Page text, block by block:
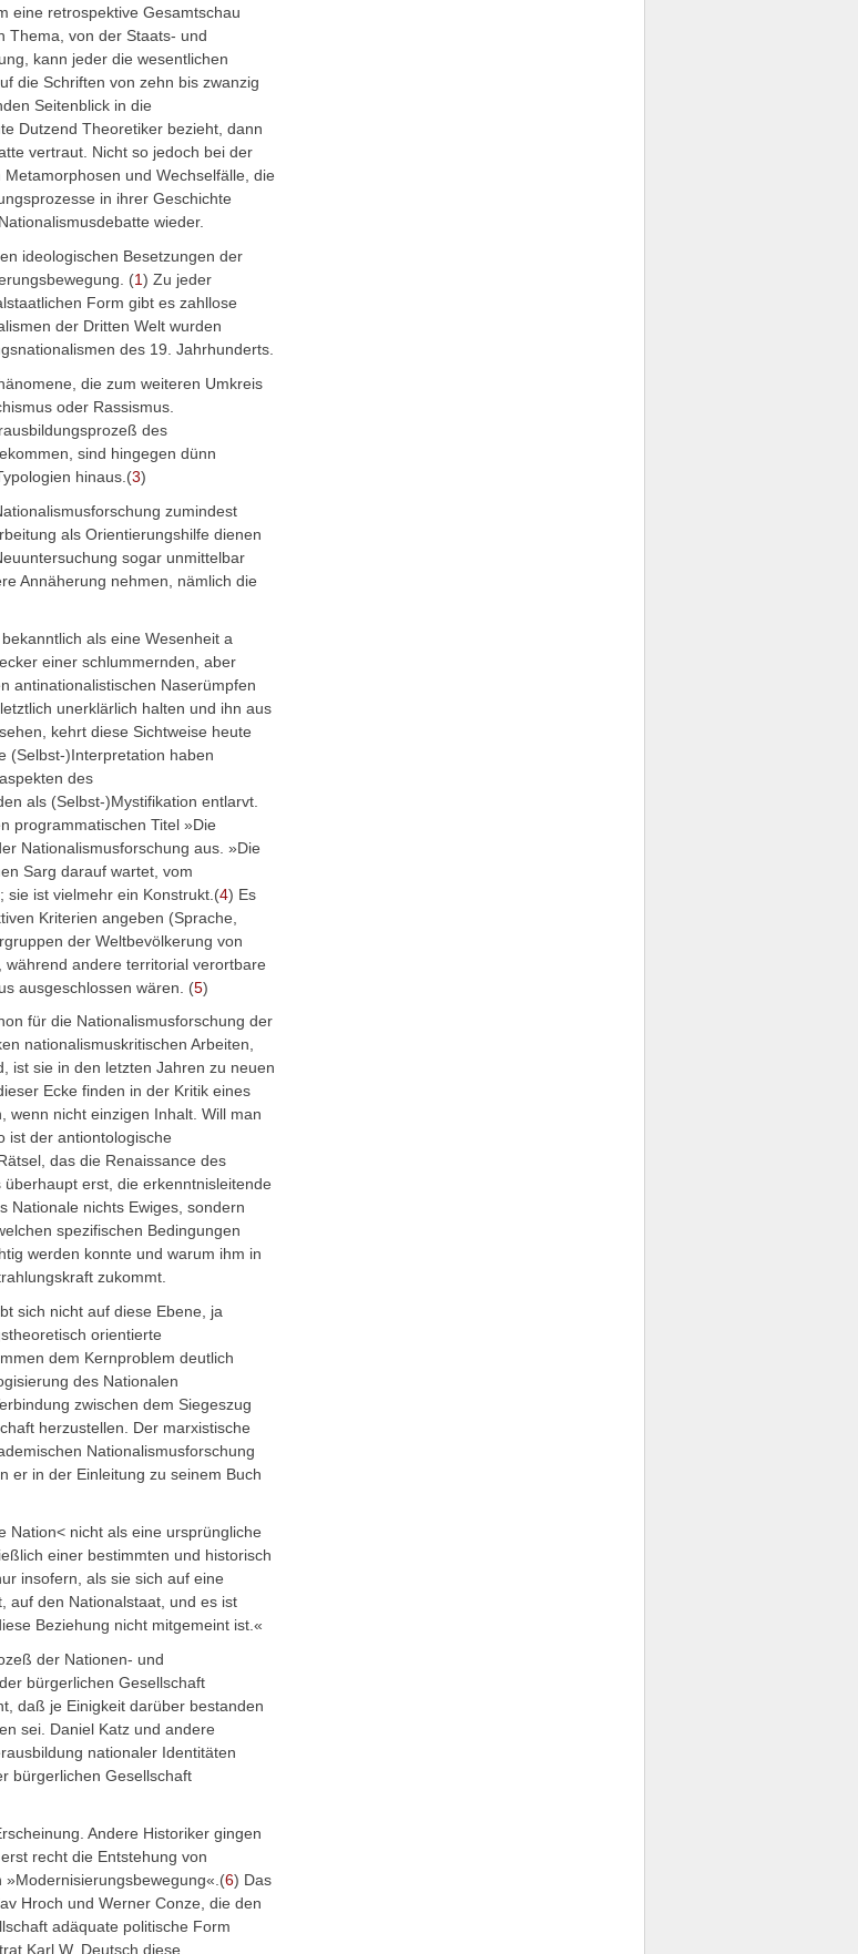
eine retrospektive Gesamtschau
Thema, von der Staats- und
kann jeder die wesentlichen
die Schriften von zehn bis zwanzig
Seitenblick in die
Dutzend Theoretiker bezieht, dann
vertraut. Nicht so jedoch bei der
und Wechselfälle, die
in ihrer Geschichte
wieder.
ideologischen Besetzungen der
(1) Zu jeder
Form gibt es zahllose
der Dritten Welt wurden
des 19. Jahrhunderts.
die zum weiteren Umkreis
oder Rassismus.
des
sind hingegen dünn
hinaus.(3)
zumindest
als Orientierungshilfe dienen
sogar unmittelbar
Annäherung nehmen, nämlich die
als eine Wesenheit a
einer schlummernden, aber
antinationalistischen Naserümpfen
unerklärlich halten und ihn aus
kehrt diese Sichtweise heute
(Selbst-)Interpretation haben
des
als (Selbst-)Mystifikation entlarvt.
programmatischen Titel »Die
Nationalismusforschung aus. »Die
Sarg darauf wartet, vom
sie ist vielmehr ein Konstrukt.(4) Es
Kriterien angeben (Sprache,
der Weltbevölkerung von
andere territorial verortbare
ausgeschlossen wären. (5)
für die Nationalismusforschung der
nationalismuskritischen Arbeiten,
ist sie in den letzten Jahren zu neuen
Ecke finden in der Kritik eines
wenn nicht einzigen Inhalt. Will man
ist der antiontologische
das die Renaissance des
erst, die erkenntnisleitende
Nationale nichts Ewiges, sondern
spezifischen Bedingungen
werden konnte und warum ihm in
zukommt.
sich nicht auf diese Ebene, ja
orientierte
dem Kernproblem deutlich
des Nationalen
zwischen dem Siegeszug
herzustellen. Der marxistische
Nationalismusforschung
er in der Einleitung zu seinem Buch
Nation< nicht als eine ursprüngliche
einer bestimmten und historisch
insofern, als sie sich auf eine
auf den Nationalstaat, und es ist
Beziehung nicht mitgemeint ist.«
der Nationen- und
bürgerlichen Gesellschaft
daß je Einigkeit darüber bestanden
sei. Daniel Katz und andere
nationaler Identitäten
bürgerlichen Gesellschaft
Andere Historiker gingen
recht die Entstehung von
6) Das
Hroch und Werner Conze, die den
adäquate politische Form
Karl W. Deutsch diese